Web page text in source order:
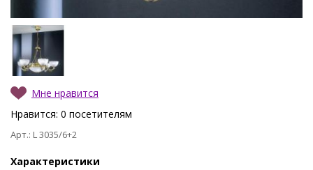
Мне нравится
Нравится: 0 посетителям
Арт.: L 3035/6+2
Характеристики